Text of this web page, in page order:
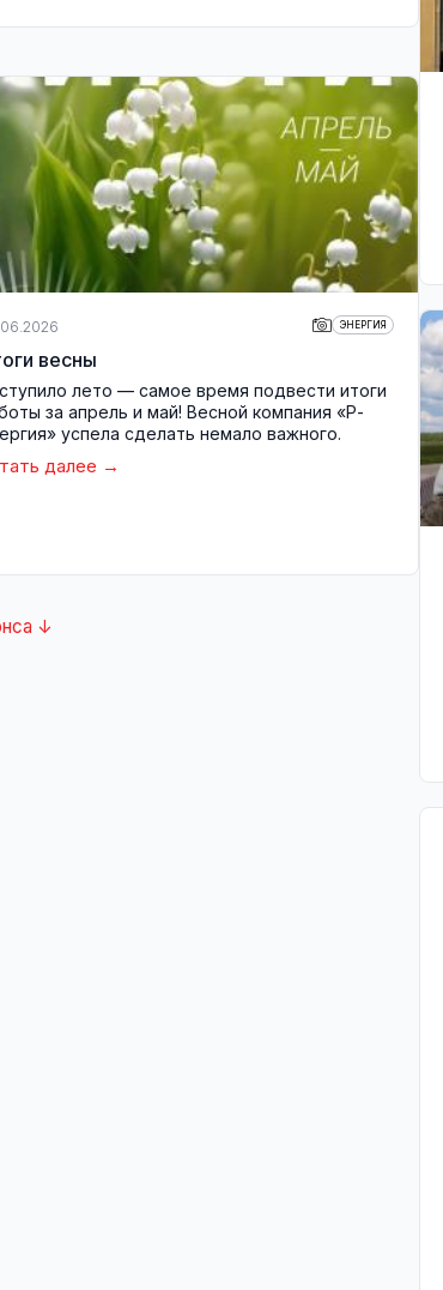
ЭНЕРГИЯ
весны
лето — самое время подвести итоги
за апрель и май! Весной компания «Р-
успела сделать немало важного.
далее
↓